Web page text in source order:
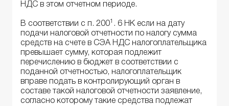
НДС в этом отчетном периоде.
В соответствии с п. 2001 . 6 НК если на дату
подачи налоговой отчетности по налогу сумма
средств на счете в СЭА НДС налогоплательщика
превышает сумму, которая подлежит
перечислению в бюджет в соответствии с
поданной отчетностью, налогоплательщик
вправе подать в контролирующий орган в
составе такой налоговой отчетности заявление,
согласно которому такие средства подлежат